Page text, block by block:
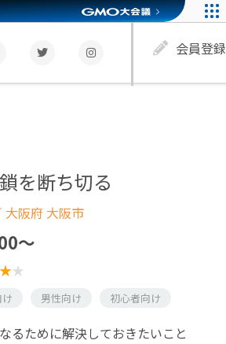
会員登録
を断ち切る
大阪府 大阪市
〜
男性向け 初心者向け
るために解決しておきたいこと